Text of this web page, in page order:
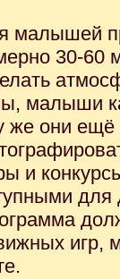
малышей
30-60
малыши
же они
и
для
игр,